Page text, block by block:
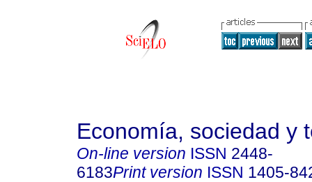
Economía, sociedad y
On-line version ISSN 2448-
6183Print version ISSN 1405-